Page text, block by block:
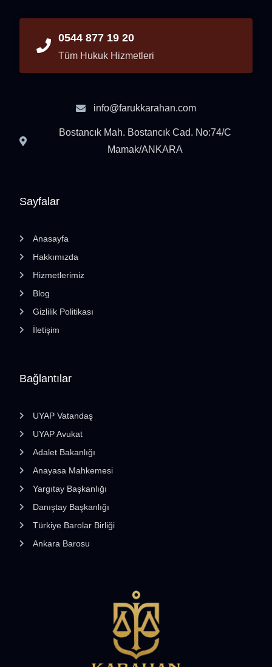
Bağlantılar
UYAP Vatandaş
UYAP Avukat
Adalet Bakanlığı
Anayasa Mahkemesi
Yargıtay Başkanlığı
Danıştay Başkanlığı
Türkiye Barolar Birliği
Ankara Barosu
Sayfalar
Anasayfa
Hakkımızda
Hizmetlerimiz
Blog
Gizlilik Politikası
İletişim
0544 877 19 20
Tüm Hukuk Hizmetleri
info@farukkarahan.com
Bostancık Mah. Bostancık Cad. No:74/C
Mamak/ANKARA